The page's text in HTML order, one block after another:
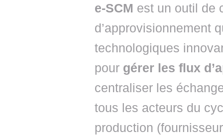
e-SCM est un outil de
d’approvisionnement
technologiques
pour gérer les flux
centraliser les
tous les acteurs du
production